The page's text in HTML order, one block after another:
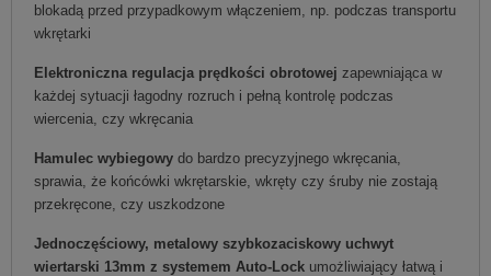
blokadą przed przypadkowym włączeniem, np. podczas transportu
wkrętarki
Elektroniczna regulacja prędkości obrotowej zapewniająca w
każdej sytuacji łagodny rozruch i pełną kontrolę podczas
wiercenia, czy wkręcania
Hamulec wybiegowy do bardzo precyzyjnego wkręcania,
sprawia, że końcówki wkrętarskie, wkręty czy śruby nie zostają
przekręcone, czy uszkodzone
Jednoczęściowy, metalowy szybkozaciskowy uchwyt
wiertarski 13mm z systemem Auto-Lock umożliwiający łatwą i